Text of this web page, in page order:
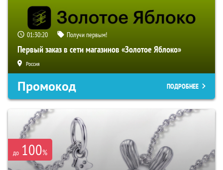
01:30:19 Получи первым!
Первый заказ в сети магазинов «Золотое Яблоко»
Россия
Промокод ПОДРОБНЕЕ
до 100%